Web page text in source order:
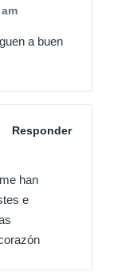
a buen
Responder
han
e